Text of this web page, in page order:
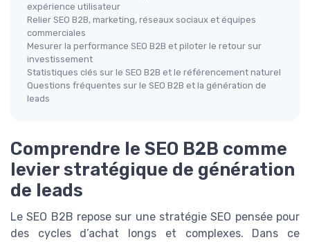
expérience utilisateur
Relier SEO B2B, marketing, réseaux sociaux et équipes
commerciales
Mesurer la performance SEO B2B et piloter le retour sur
investissement
Statistiques clés sur le SEO B2B et le référencement naturel
Questions fréquentes sur le SEO B2B et la génération de
leads
Comprendre le SEO B2B comme
levier stratégique de génération
de leads
Le SEO B2B repose sur une stratégie SEO pensée pour
des cycles d’achat longs et complexes. Dans ce